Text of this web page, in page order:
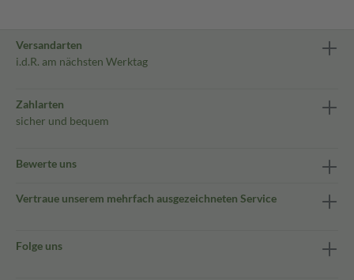
Versandarten
i.d.R. am nächsten Werktag
Zahlarten
sicher und bequem
Bewerte uns
Vertraue unserem mehrfach ausgezeichneten Service
Folge uns